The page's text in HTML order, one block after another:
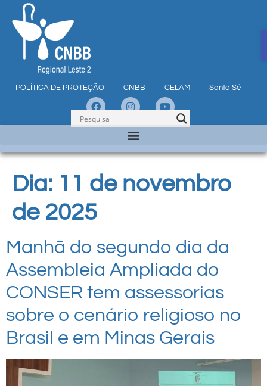
POLÍTICA DE PROTEÇÃO CNBB CELAM Santa Sé
Dia: 11 de novembro
de 2025
Manhã do segundo dia da
Assembleia Ampliada do
CONSER tem assessorias
sobre o cenário religioso no
Brasil e em Minas Gerais